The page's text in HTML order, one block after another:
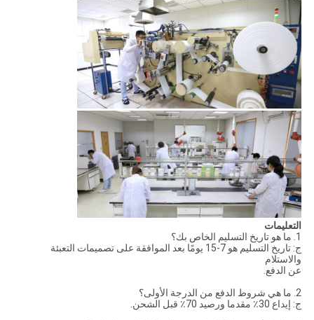
التعليمات
1. ما هو تاريخ التسليم الخاص بك؟
ج: تاريخ التسليم هو 7-15 يومًا بعد الموافقة على تصميمات التعبئة
والاستلام
عن الدفع.
2. ما هي شروط الدفع من الدرجة الأولى؟
ج: إيداع 30٪ مقدما ورصيد 70٪ قبل الشحن.